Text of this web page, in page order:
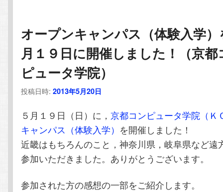
コ
ン
ツ
へ
移
ン
テ
へ
移
動
オープンキャンパス（体験入学）
月１９日に開催しました！（京都
ピュータ学院）
投稿日時:2013年5月20日
５月１９日（日）に，京都コンピュータ学院（Ｋ
キャンパス（体験入学） を開催しました！
近畿はもちろんのこと，神奈川県，岐阜県など遠
参加いただきました。ありがとうございます。
参加された方の感想の一部をご紹介します。